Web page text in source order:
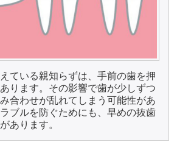
ている親知らずは、手前の歯を押
ります。その影響で歯が少しずつ
合わせが乱れてしまう可能性があ
ブルを防ぐためにも、早めの抜歯
あります。